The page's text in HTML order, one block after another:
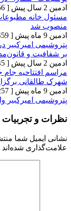
[ 956 بازدید ]
مطبوعات در
[ 459 بازدید ]
در مسیر
و قانون‌مداری
[ 745 بازدید ]
جام جوانان
برگزار شد
[ 257 بازدید ]
وارد فاز
تجربیات شما
شما منتشر نخواهد
شده‌اند*